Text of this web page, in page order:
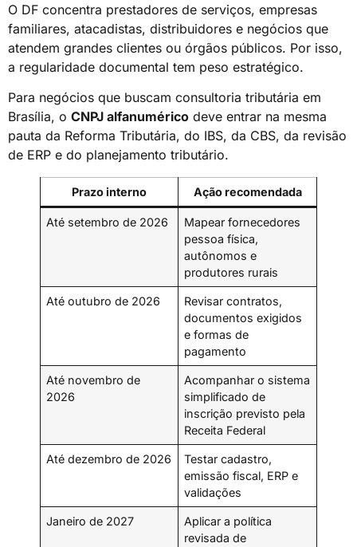
O DF concentra prestadores de serviços, empresas
familiares, atacadistas, distribuidores e negócios que
atendem grandes clientes ou órgãos públicos. Por isso,
a regularidade documental tem peso estratégico.
Para negócios que buscam consultoria tributária em
Brasília, o CNPJ alfanumérico deve entrar na mesma
pauta da Reforma Tributária, do IBS, da CBS, da revisão
de ERP e do planejamento tributário.
Prazo interno Ação recomendada
Até setembro de 2026
Mapear fornecedores
pessoa física,
autônomos e
produtores rurais
Até outubro de 2026
Revisar contratos,
documentos exigidos
e formas de
pagamento
Até novembro de
2026
Acompanhar o sistema
simplificado de
inscrição previsto pela
Receita Federal
Até dezembro de 2026
Testar cadastro,
emissão fiscal, ERP e
validações
Janeiro de 2027
Aplicar a política
revisada de